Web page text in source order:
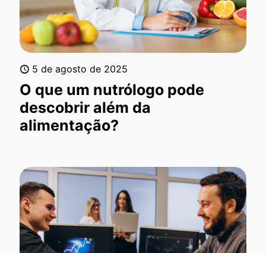
5 de agosto de 2025
O que um nutrólogo pode
descobrir além da
alimentação?